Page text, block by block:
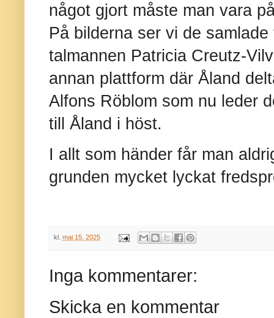
något gjort måste man vara
På bilderna ser vi de
talmannen Patricia Creutz-
annan plattform där Åland
Alfons Röblom som nu leder
till Åland i höst.
I allt som händer får man
grunden mycket lyckat
kl. maj 15, 2025
Inga kommentarer:
Skicka en kommentar